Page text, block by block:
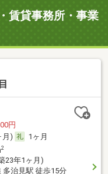
賃貸事務所・事業
円
月)
1ヶ月
2
23年1ヶ月)
多治見駅 徒歩15分